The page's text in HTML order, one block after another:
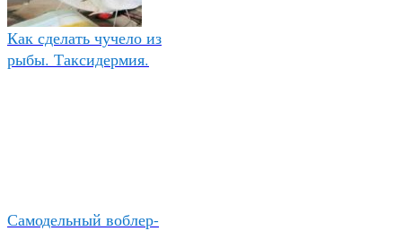
Как сделать чучело из
рыбы. Таксидермия.
Самодельный воблер-